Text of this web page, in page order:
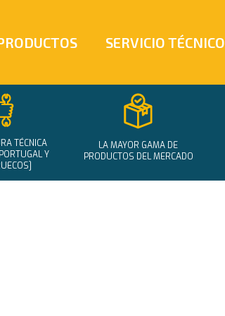
SERVICIO TÉCNICO
TÉCNICA
Y
LA MAYOR GAMA DE
PRODUCTOS DEL MERCADO